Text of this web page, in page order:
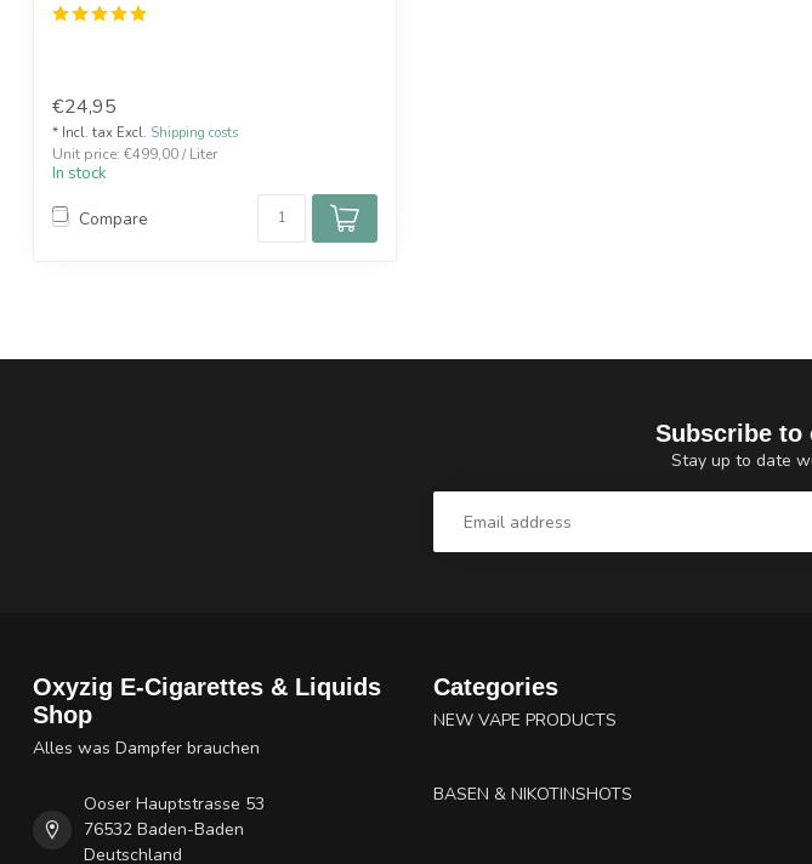
€24,95
* Incl. tax Excl. Shipping costs
Unit price: €499,00 / Liter
In stock
Compare
Subscribe to
Stay up to date
Oxyzig E-Cigarettes & Liquids
Shop
Alles was Dampfer brauchen
Ooser Hauptstrasse 53
76532 Baden-Baden
Deutschland
Categories
NEW VAPE PRODUCTS
BASEN & NIKOTINSHOTS